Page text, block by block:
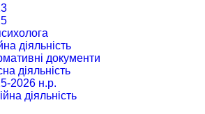
діяльність
документи
діяльність
2026 н.р.
діяльність